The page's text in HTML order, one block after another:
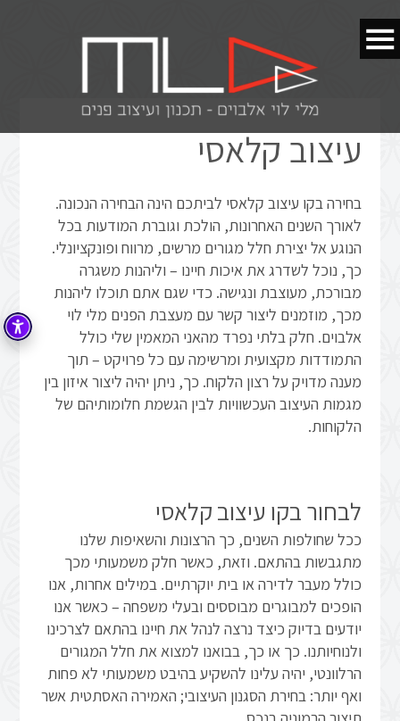
עיצוב קלאסי
בחירה בקו עיצוב קלאסי לביתכם הינה הבחירה הנכונה.
לאורך השנים האחרונות, הולכת וגוברת המודעות בכל
הנוגע אל יצירת חלל מגורים מרשים, מרווח ופונקציונלי.
כך, נוכל לשדרג את איכות חיינו – וליהנות משגרה
מבורכת, מעוצבת ונגישה. כדי שגם אתם תוכלו ליהנות
מכך, מוזמנים ליצור קשר עם מעצבת הפנים מלי לוי
אלבוים. חלק בלתי נפרד מהאני המאמין שלי כולל
התמודדות מקצועית ומרשימה עם כל פרויקט – תוך
מענה מדויק על רצון הלקוח. כך, ניתן יהיה ליצור איזון בין
מגמות העיצוב העכשוויות לבין הגשמת חלומותיהם של
הלקוחות.
לבחור בקו עיצוב קלאסי
ככל שחולפות השנים, כך הרצונות והשאיפות שלנו
מתגבשות בהתאם. וזאת, כאשר חלק משמעותי מכך
כולל מעבר לדירה או בית יוקרתיים. במילים אחרות, אנו
הופכים למבוגרים מבוססים ובעלי משפחה – כאשר אנו
יודעים בדיוק כיצד נרצה לנהל את חיינו בהתאם לצרכינו
ולנוחיותנו. כך או כך, בבואנו למצוא את חלל המגורים
הרלוונטי, יהיה עלינו להשקיע בהיבט משמעותי לא פחות
ואף יותר: בחירת הסגנון העיצובי; האמירה האסתטית אשר